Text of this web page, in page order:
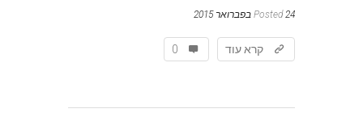
Posted24 בפברואר 2015
קרא עוד 0